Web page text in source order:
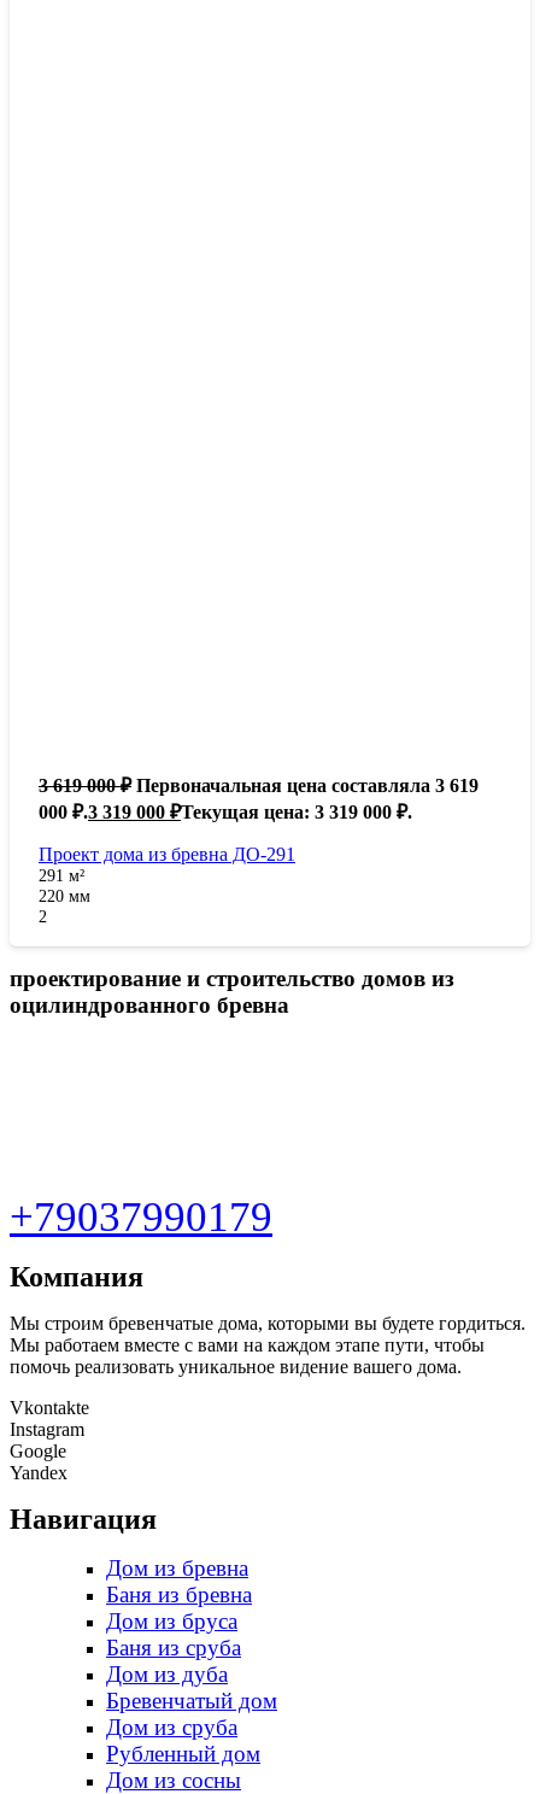
3 619 000₽ Первоначальная цена составляла 3 619
000 ₽.3 319 000 ₽Текущая цена: 3 319 000 ₽.
Проект дома из бревна ДО-291
291 м²
220 мм
2
проектирование и строительство домов из
оцилиндрованного бревна
+79037990179
Компания
Мы строим бревенчатые дома, которыми вы будете гордиться.
Мы работаем вместе с вами на каждом этапе пути, чтобы
помочь реализовать уникальное видение вашего дома.
Vkontakte
Instagram
Google
Yandex
Навигация
Дом из бревна
Баня из бревна
Дом из бруса
Баня из сруба
Дом из дуба
Бревенчатый дом
Дом из сруба
Рубленный дом
Дом из сосны